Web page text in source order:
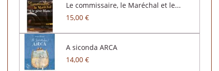
Le commissaire, le Maréchal et le...
15,00 €
A siconda ARCA
14,00 €